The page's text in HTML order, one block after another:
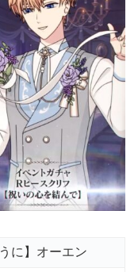
に】オーエン